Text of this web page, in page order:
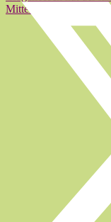
Mittelalters der